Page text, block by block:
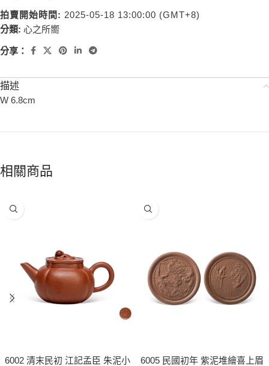
拍賣開始時間: 2025-05-18 13:00:00 (GMT+8)
分類: 心之所嚮
分享：
描述
W 6.8cm
相關商品
6002 清末民初 江記孟臣 朱泥小
6005 民國初年 紫泥堆繪喜上眉